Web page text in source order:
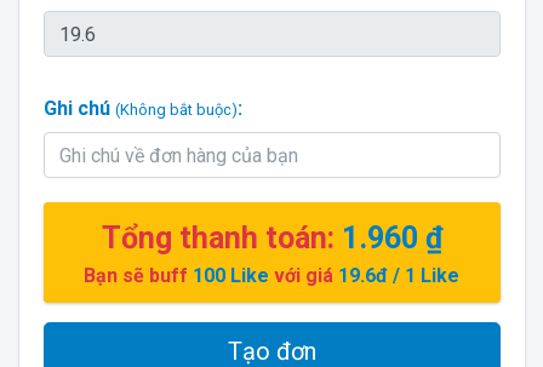
Ghi chú (Không bắt buộc):
Tổng thanh toán: 1.960 ₫
Bạn sẽ buff 100 Like với giá 19.6đ / 1 Like
Tạo đơn